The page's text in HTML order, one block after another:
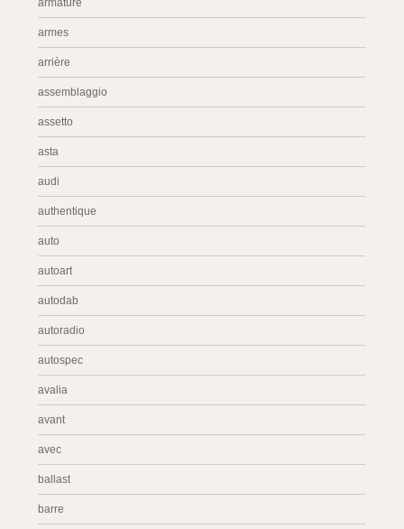
armature
armes
arrière
assemblaggio
assetto
asta
audi
authentique
auto
autoart
autodab
autoradio
autospec
avalia
avant
avec
ballast
barre